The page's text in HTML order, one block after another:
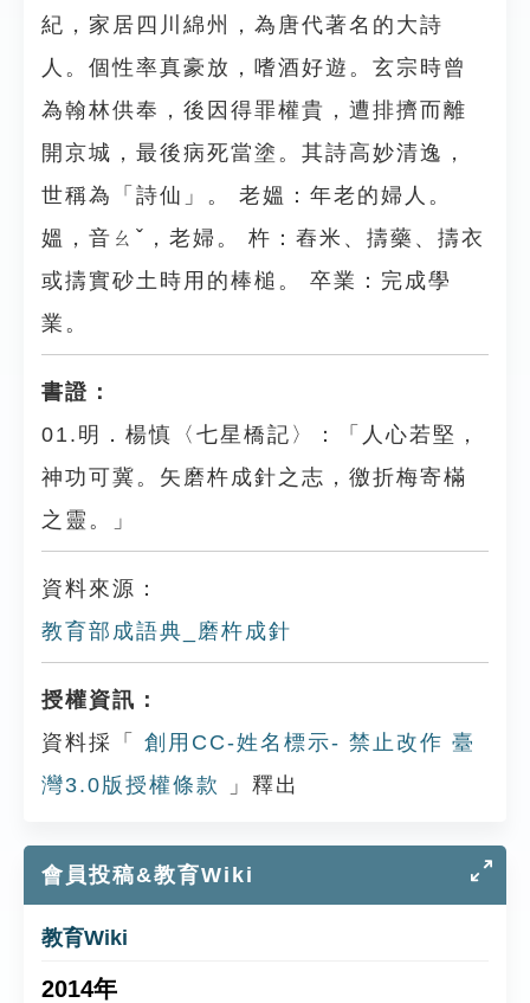
紀，家居四川綿州，為唐代著名的大詩
人。個性率真豪放，嗜酒好遊。玄宗時曾
為翰林供奉，後因得罪權貴，遭排擠而離
開京城，最後病死當塗。其詩高妙清逸，
世稱為「詩仙」。 老媼：年老的婦人。
媼，音ㄠˇ，老婦。 杵：舂米、擣藥、擣衣
或擣實砂土時用的棒槌。 卒業：完成學
業。
書證：
01.明．楊慎〈七星橋記〉：「人心若堅，
神功可冀。矢磨杵成針之志，徼折梅寄樠
之靈。」
資料來源：
教育部成語典_磨杵成針
授權資訊：
資料採「
創用CC-姓名標示- 禁止改作 臺
灣3.0版授權條款
」釋出
會員投稿&教育Wiki
教育Wiki
2014年